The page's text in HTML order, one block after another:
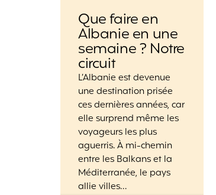
Que faire en
Albanie en une
semaine ? Notre
circuit
L’Albanie est devenue
une destination prisée
ces dernières années, car
elle surprend même les
voyageurs les plus
aguerris. À mi-chemin
entre les Balkans et la
Méditerranée, le pays
allie villes…